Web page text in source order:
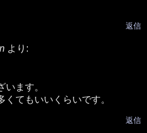
返信
より:
います。
てもいいくらいです。
返信